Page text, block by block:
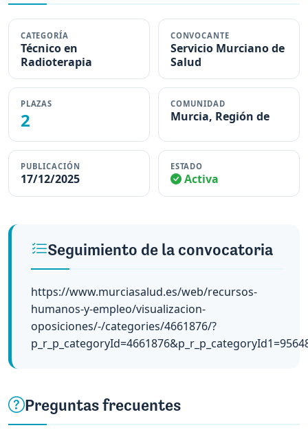
CATEGORÍA
Técnico en
Radioterapia
CONVOCANTE
Servicio Murciano de
Salud
PLAZAS
2
COMUNIDAD
Murcia, Región de
PUBLICACIÓN
17/12/2025
ESTADO
Activa
Seguimiento de la convocatoria
https://www.murciasalud.es/web/recursos-
humanos-y-empleo/visualizacion-
oposiciones/-/categories/4661876/?
Preguntas frecuentes